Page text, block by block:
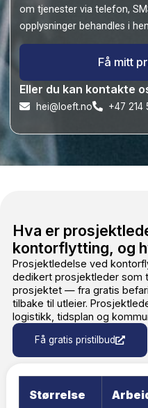
Telefon
E-post
Få
Eller du kan
hei@loeft.no +47